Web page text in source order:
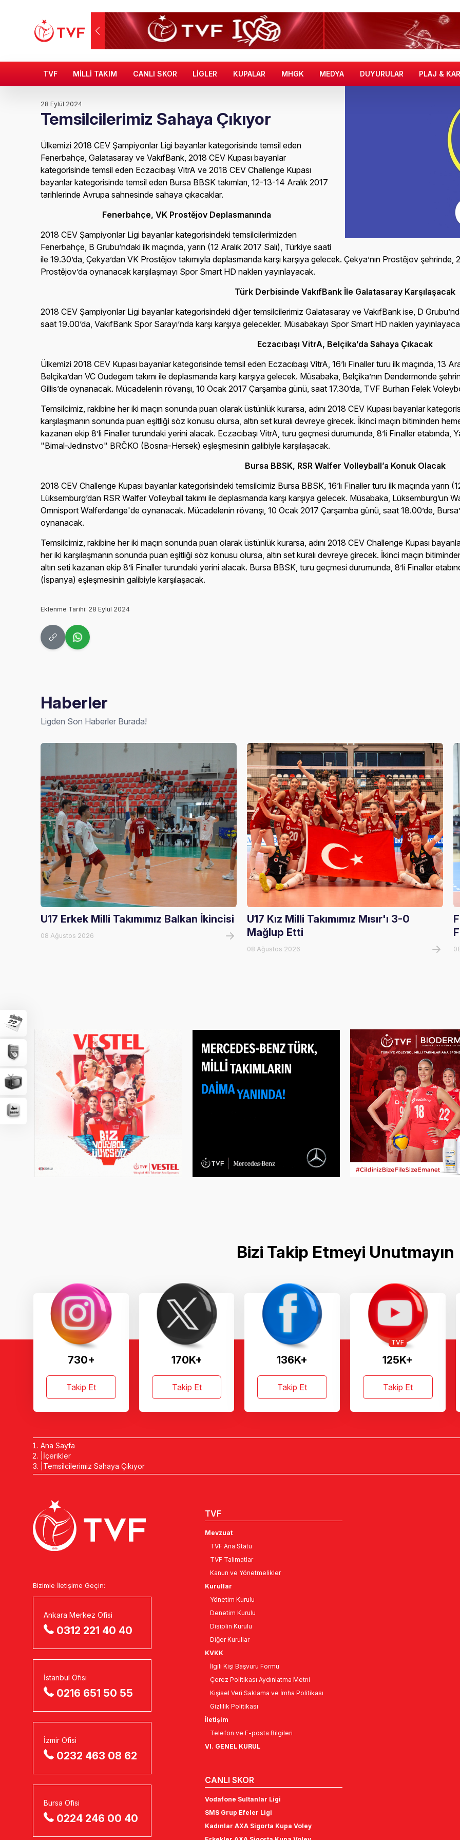
TVF MİLLİ TAKIM CANLI SKOR LİGLER KUPALAR MHGK MEDYA DUYURULAR PLAJ & KAR
28 Eylül 2024
Temsilcilerimiz Sahaya Çıkıyor
Ülkemizi 2018 CEV Şampiyonlar Ligi bayanlar kategorisinde temsil eden
Fenerbahçe, Galatasaray ve VakıfBank, 2018 CEV Kupası bayanlar
kategorisinde temsil eden Eczacıbaşı VitrA ve 2018 CEV Challenge Kupası
bayanlar kategorisinde temsil eden Bursa BBSK takımları, 12-13-14 Aralık 2017
tarihlerinde Avrupa sahnesinde sahaya çıkacaklar.
Fenerbahçe, VK Prostějov Deplasmanında
2018 CEV Şampiyonlar Ligi bayanlar kategorisindeki temsilcilerimizden
Fenerbahçe, B Grubu’ndaki ilk maçında, yarın (12 Aralık 2017 Salı), Türkiye saati
ile 19.30’da, Çekya’dan VK Prostějov takımıyla deplasmanda karşı karşıya gelecek. Çekya’nın Prostějov
Prostějov’da oynanacak karşılaşmayı Spor Smart HD naklen yayınlayacak.
Türk Derbisinde VakıfBank İle Galatasaray Karşılaşacak
2018 CEV Şampiyonlar Ligi bayanlar kategorisindeki diğer temsilcilerimiz Galatasaray ve VakıfBank ise, D
saat 19.00’da, VakıfBank Spor Sarayı’nda karşı karşıya gelecekler. Müsabakayı Spor Smart HD naklen
Eczacıbaşı VitrA, Belçika’da Sahaya Çıkacak
Ülkemizi 2018 CEV Kupası bayanlar kategorisinde temsil eden Eczacıbaşı VitrA, 16’lı Finaller turu ilk maçında, 13
Belçika’dan VC Oudegem takımı ile deplasmanda karşı karşıya gelecek. Müsabaka, Belçika’nın Dendermonde
Gillis’de oynanacak. Mücadelenin rövanşı, 10 Ocak 2017 Çarşamba günü, saat 17.30’da, TVF Burhan Felek
Temsilcimiz, rakibine her iki maçın sonunda puan olarak üstünlük kurarsa, adını 2018 CEV Kupası bayanlar
karşılaşmanın sonunda puan eşitliği söz konusu olursa, altın set kuralı devreye girecek. İkinci maçın bitiminden
kazanan ekip 8’li Finaller turundaki yerini alacak. Eczacıbaşı VitrA, turu geçmesi durumunda, 8’li Finaller
"Bimal-Jedinstvo" BRČKO (Bosna-Hersek) eşleşmesinin galibiyle karşılaşacak.
Bursa BBSK, RSR Walfer Volleyball’a Konuk Olacak
2018 CEV Challenge Kupası bayanlar kategorisindeki temsilcimiz Bursa BBSK, 16’lı Finaller turu ilk maçında yarın
Lüksemburg’dan RSR Walfer Volleyball takımı ile deplasmanda karşı karşıya gelecek. Müsabaka, Lüksemburg’un
Omnisport Walferdange'de oynanacak. Mücadelenin rövanşı, 10 Ocak 2017 Çarşamba günü, saat 18.00’de,
oynanacak.
Temsilcimiz, rakibine her iki maçın sonunda puan olarak üstünlük kurarsa, adını 2018 CEV Challenge Kupası
her iki karşılaşmanın sonunda puan eşitliği söz konusu olursa, altın set kuralı devreye girecek. İkinci maçın
altın seti kazanan ekip 8’li Finaller turundaki yerini alacak. Bursa BBSK, turu geçmesi durumunda, 8’li Finaller
(İspanya) eşleşmesinin galibiyle karşılaşacak.
Eklenme Tarihi: 28 Eylül 2024
Haberler
Ligden Son Haberler Burada!
U17 Erkek Milli Takımımız Balkan İkincisi
08 Ağustos 2026
U17 Kız Milli Takımımız Mısır'ı 3-0
Mağlup Etti
08 Ağustos 2026
Bizi Takip Etmeyi Unutmayın
730+
Takip Et
170K+
Takip Et
136K+
Takip Et
125K+
TVF
Takip Et
Ana Sayfa
İçerikler
Temsilcilerimiz Sahaya Çıkıyor
Bizimle İletişime Geçin:
Ankara Merkez Ofisi
0312 221 40 40
İstanbul Ofisi
0216 651 50 55
İzmir Ofisi
0232 463 08 62
Bursa Ofisi
0224 246 00 40
TVF
Mevzuat
TVF Ana Statü
TVF Talimatlar
Kanun ve Yönetmelikler
Kurullar
Yönetim Kurulu
Denetim Kurulu
Disiplin Kurulu
Diğer Kurullar
KVKK
İlgili Kişi Başvuru Formu
Çerez Politikası Aydınlatma Metni
Kişisel Veri Saklama ve İmha Politikası
Gizlilik Politikası
İletişim
Telefon ve E-posta Bilgileri
VI. GENEL KURUL
CANLI SKOR
Vodafone Sultanlar Ligi
SMS Grup Efeler Ligi
Kadınlar AXA Sigorta Kupa Voley